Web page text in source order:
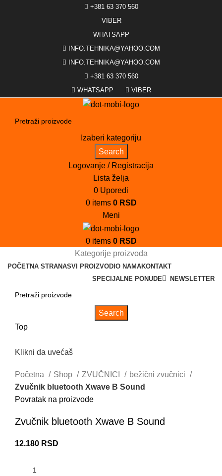
+381 63 370 560
VIBER
WHATSAPP
INFO.TEHNIKA@YAHOO.COM
INFO.TEHNIKA@YAHOO.COM
+381 63 370 560
WHATSAPP
VIBER
Izaberi kategoriju
Search
Logovanje / Registracija
Lista želja
0 Uporedi
0 items 0 RSD
Meni
0 items 0 RSD
Kategorije proizvoda
POČETNA STRANASVI PROIZVODIO NAMAKONTAKT
SPECIJALNE PONUDE
NEWSLETTER
Search
Top
Klikni da uvećaš
Početna Shop ZVUČNICI
bežični zvučnici
Zvučnik bluetooth Xwave B Sound
Povratak na proizvode
Zvučnik bluetooth Xwave B Sound
12.180 RSD